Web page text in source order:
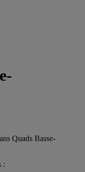
Quads Basse-
: